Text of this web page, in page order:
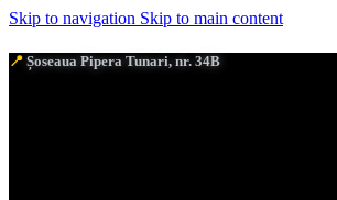
Skip to navigation Skip to main content
📍 Șoseaua Pipera Tunari, nr. 34B